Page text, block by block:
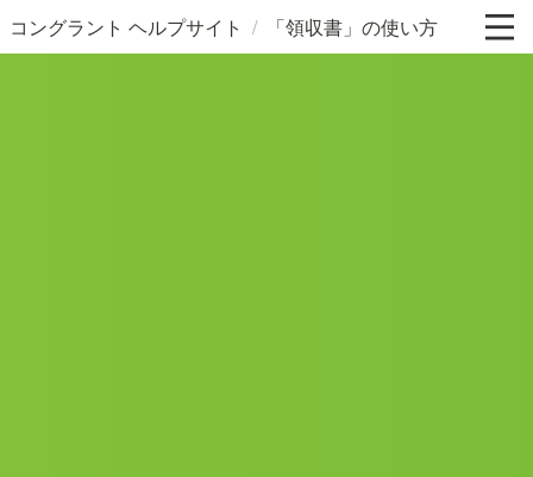
コングラント ヘルプサイト / 「領収書」の使い方